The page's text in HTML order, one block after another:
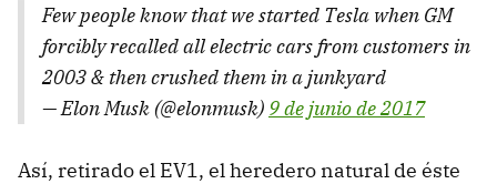
Few people know that we started Tesla when GM
forcibly recalled all electric cars from customers in
2003 & then crushed them in a junkyard
— Elon Musk (@elonmusk) 9 de junio de 2017
Así, retirado el EV1, el heredero natural de éste